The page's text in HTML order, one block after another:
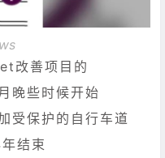
改善项目的
晚些时候开始
受保护的自行车道
结束